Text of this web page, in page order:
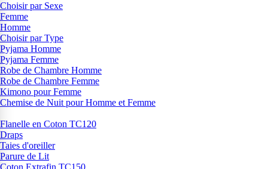
Choisir par Sexe
Femme
Homme
Choisir par Type
Pyjama Homme
Pyjama Femme
Robe de Chambre Homme
Robe de Chambre Femme
Kimono pour Femme
Chemise de Nuit pour Homme et Femme
Flanelle en Coton TC120
Draps
Taies d'oreiller
Parure de Lit